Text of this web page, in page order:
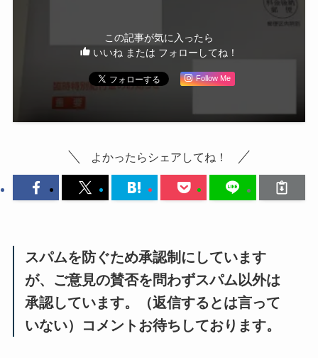
この記事が気に入ったら
いいね または フォローしてね！
Follow Me
よかったらシェアしてね！
スパムを防ぐため承認制にしています
が、ご意見の賛否を問わずスパム以外は
承認しています。（返信するとは言って
いない）コメントお待ちしております。